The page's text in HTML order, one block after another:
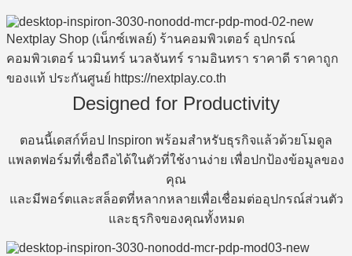
Designed for Productivity
ตอนนี้เดสก์ท็อป Inspiron พร้อมสำหรับธุรกิจแล้วด้วยโมดูล
แพลตฟอร์มที่เชื่อถือได้ในตัวที่ใช้งานง่าย เพื่อปกป้องข้อมูลของ
คุณ
และมีพอร์ตและสล็อตที่หลากหลายเพื่อเชื่อมต่ออุปกรณ์ส่วนตัว
และธุรกิจของคุณทั้งหมด